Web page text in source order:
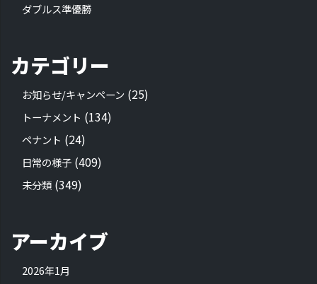
ダブルス準優勝
カテゴリー
お知らせ/キャンペーン (25)
トーナメント (134)
ペナント (24)
日常の様子 (409)
未分類 (349)
アーカイブ
2026年1月